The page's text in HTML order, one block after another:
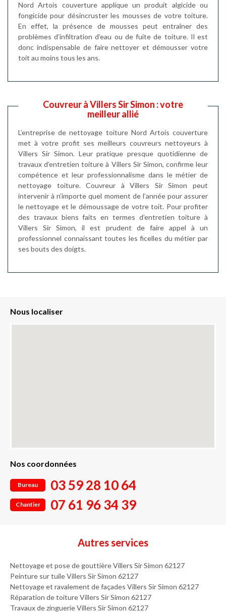
Nord Artois couverture applique un produit algicide ou
fongicide pour désincruster les mousses de votre toiture.
En effet, la présence de mousses peut entraîner des
problèmes d’infiltration d’eau ou de fuite de toiture. Il est
donc indispensable de faire nettoyer et démousser votre
toit au moins tous les ans.
Couvreur à Villers Sir Simon : votre
meilleur allié
L’entreprise de nettoyage toiture Nord Artois couverture
met à votre profit ses meilleurs couvreurs nettoyeurs à
Villers Sir Simon. Leur pratique presque quotidienne de
travaux d’entretien toiture à Villers Sir Simon, confirme leur
compétence et leur professionnalisme dans le métier de
nettoyage toiture. Couvreur à Villers Sir Simon peut
intervenir à n’importe quel moment de l’année pour assurer
le nettoyage et le démoussage de votre toit. Pour profiter
des travaux biens faits en termes d’entretien toiture à
Villers Sir Simon, il est prudent de faire appel à un
professionnel connaissant toutes les ficelles du métier par
ses bouts des doigts.
Nous localiser
Nos coordonnées
Bureau 03 59 28 10 64
Chantier 07 61 96 34 39
Autres services
Nettoyage et pose de gouttière Villers Sir Simon 62127
Peinture sur tuile Villers Sir Simon 62127
Nettoyage et ravalement de façades Villers Sir Simon 62127
Réparation de toiture Villers Sir Simon 62127
Travaux de zinguerie Villers Sir Simon 62127